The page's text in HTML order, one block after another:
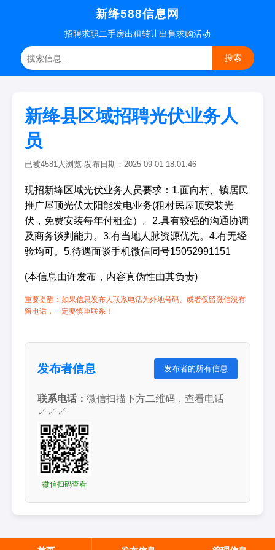
新绛588信息网
招聘求职二手房出租转让出售求购活动
搜索
新绛县区域招聘光伏业务人
员
已被4581人浏览 发布日期：2025-09-01 18:01:46
现招新绛区域光伏业务人员要求：1.面向村、镇居民
推广屋顶光伏太阳能发电业务(租村民屋顶安装光
伏，免费安装每年付租金）。2.具有较强的沟通协调
及商务谈判能力。3.有当地人脉资源优先。4.有无经
验均可。5.待遇面谈手机微信同号15052991151
(本信息由许发布，内容真伪性由其负责)
重要提醒：如果信息发布人联系电话为外地号码、或者仅留微信没有
留电话，一定要慎重联系！
发布者信息 发布者的所有信息
联系电话： 微信扫描下方二维码，查看电话
↙↙↙
微信扫码查看